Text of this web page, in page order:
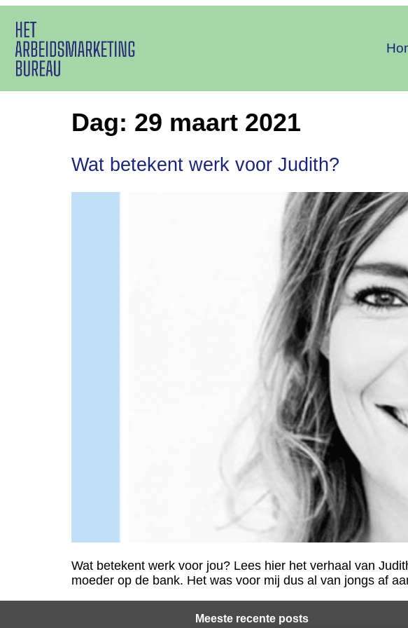
Dag: 29 maart 2021
Wat betekent werk voor Judith?
Wat betekent werk voor jou? Lees hier het verhaal van
moeder op de bank. Het was voor mij dus al van jongs af
Meeste recente posts